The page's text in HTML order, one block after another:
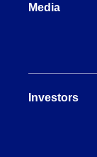
Media
Investors